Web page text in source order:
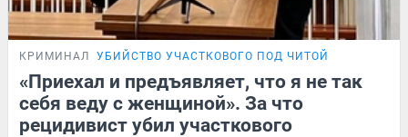
КРИМИНАЛ УБИЙСТВО УЧАСТКОВОГО ПОД ЧИТОЙ
«Приехал и предъявляет, что я не так
себя веду с женщиной». За что
рецидивист убил участкового